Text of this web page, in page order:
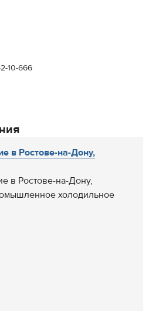
10-666
в Ростове-на-Дону,
в Ростове-на-Дону,
холодильное